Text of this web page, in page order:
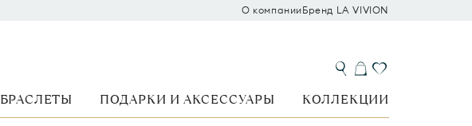
О компанииБренд LA VIVION
БРАСЛЕТЫ ПОДАРКИ И АКСЕССУАРЫ КОЛЛЕКЦИИ